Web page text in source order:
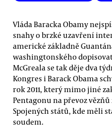
Vláda Baracka Obamy
snahy o brzké uzavření
americké základně
washingtonského
McGreala se tak děje dva
Kongres i Barack Obama
rok 2011, který mimo jiné
Pentagonu na převoz
Spojených států, kde měli
soudem.